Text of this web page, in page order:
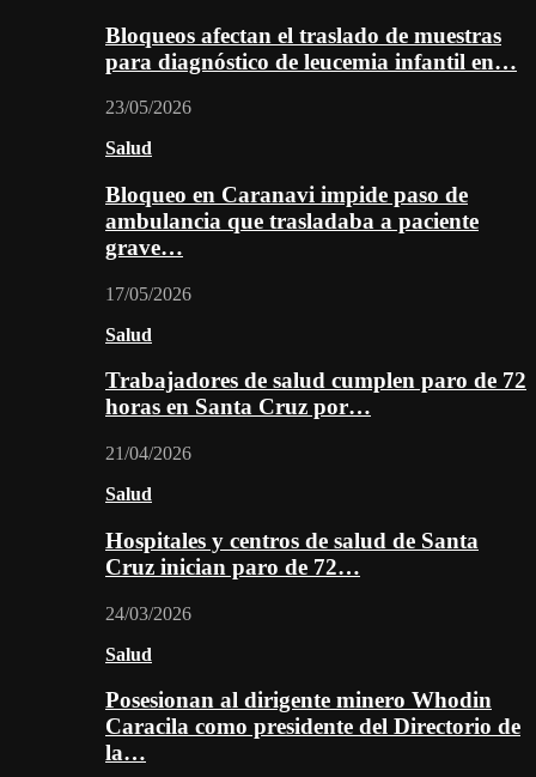
Bloqueos afectan el traslado de muestras
para diagnóstico de leucemia infantil en…
23/05/2026
Salud
Bloqueo en Caranavi impide paso de
ambulancia que trasladaba a paciente
grave…
17/05/2026
Salud
Trabajadores de salud cumplen paro de 72
horas en Santa Cruz por…
21/04/2026
Salud
Hospitales y centros de salud de Santa
Cruz inician paro de 72…
24/03/2026
Salud
Posesionan al dirigente minero Whodin
Caracila como presidente del Directorio de
la…